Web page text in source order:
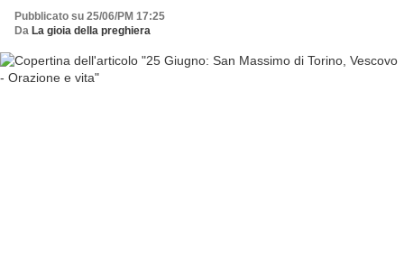
Pubblicato su 25/06/PM 17:25
Da La gioia della preghiera